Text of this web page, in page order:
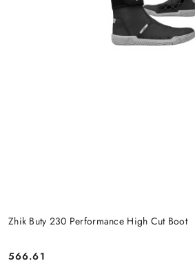
Zhik Buty 230 Performance High Cut Boot
Cena:
566.61